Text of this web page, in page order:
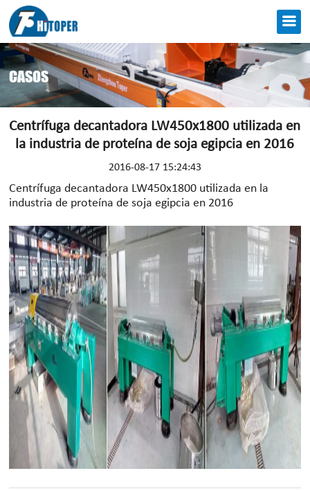
CASOS
Centrífuga decantadora LW450x1800 utilizada en
la industria de proteína de soja egipcia en 2016
2016-08-17 15:24:43
Centrífuga decantadora LW450x1800 utilizada en la
industria de proteína de soja egipcia en 2016